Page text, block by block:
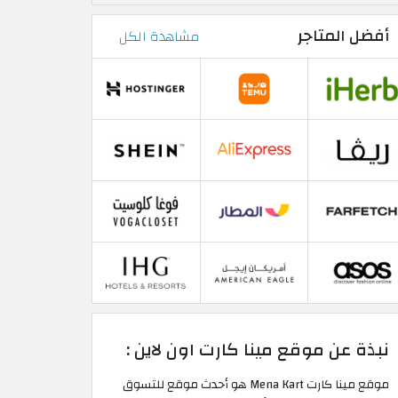
أفضل المتاجر مشاهدة الكل
نبذة عن موقع مينا كارت اون لاين :
موقع مينا كارت Mena Kart هو أحدث موقع للتسوق